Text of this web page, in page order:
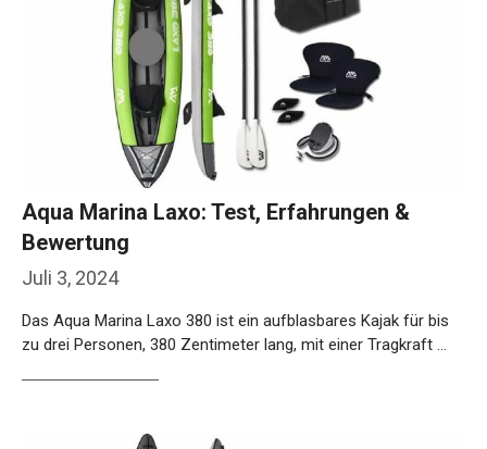
Juli 3, 2024
Aqua Marina Laxo: Test, Erfahrungen &
Bewertung
Das Aqua Marina Laxo 380 ist ein aufblasbares Kajak für bis
zu drei Personen, 380 Zentimeter lang, mit einer Tragkraft …